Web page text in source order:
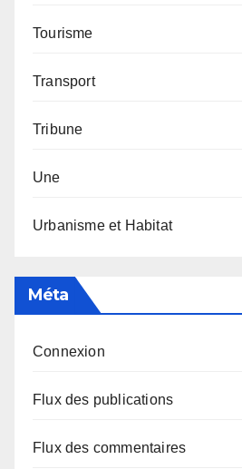
Tourisme
Transport
Tribune
Une
Urbanisme et Habitat
Méta
Connexion
Flux des publications
Flux des commentaires